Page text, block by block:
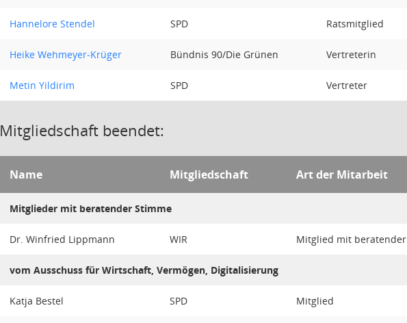
Hannelore Stendel SPD Ratsmitglied
Heike Wehmeyer-Krüger Bündnis 90/Die Grünen Vertreterin
Metin Yildirim SPD Vertreter
Mitgliedschaft beendet:
Name Mitgliedschaft Art der Mitarbeit
Mitglieder mit beratender Stimme
Dr. Winfried Lippmann WIR Mitglied mit
vom Ausschuss für Wirtschaft, Vermögen, Digitalisierung
Katja Bestel SPD Mitglied